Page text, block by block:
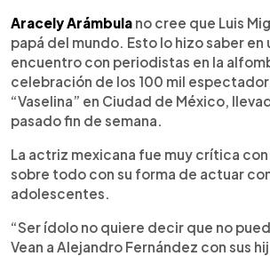
► Escuchar artículo
Aracely Arámbula no cree que Luis
papá del mundo. Esto lo hizo saber en
encuentro con periodistas en la
celebración de los 100 mil
“Vaselina” en Ciudad de México,
pasado fin de semana.
La actriz mexicana fue muy crítica con
sobre todo con su forma de actuar
adolescentes.
“Ser ídolo no quiere decir que no
Vean a Alejandro Fernández con sus